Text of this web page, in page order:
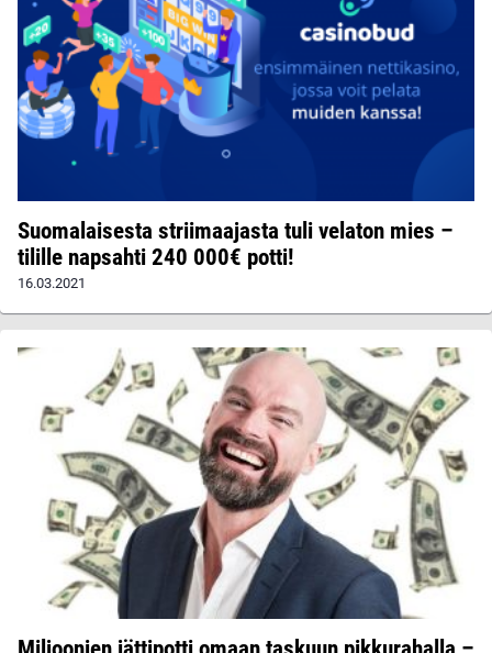
Suomalaisesta striimaajasta tuli velaton mies –
tilille napsahti 240 000€ potti!
16.03.2021